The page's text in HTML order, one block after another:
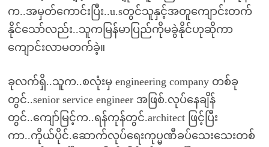
က..အမှတ်ကောင်းပြီး..u.sတွင်သူနှင့်အတူကျောင်းတက်
နိုင်သော်လည်း..သူကမြန်မာပြည်ကိုမခွဲနိုင်ဟုဆိုကာ
ကျောင်းလာမတက်ခဲ့။
ခုလက်ရှိ..သူက..စလုံးမှ engineering company တစ်ခု
တွင်..senior service engineer အဖြစ်.လုပ်နေချိန်
တွင်..ကျော်မြင့်က..ရန်ကုန်တွင်.architect ဖြင့်ပြီး
ကာ..ကိုယ်ပိုင်.ဆောက်လုပ်ရေးကုပ္မဏီခပ်သေးသေးတစ်